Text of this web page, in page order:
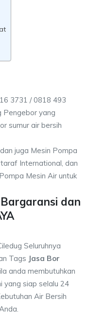
3731 / 0818 493
Pengebor yang
sumur air bersih
juga Mesin Pompa
International, dan
Mesin Air untuk
dan
Seluruhnya
Tags Jasa Bor
anda membutuhkan
yang siap selalu 24
Air Bersih